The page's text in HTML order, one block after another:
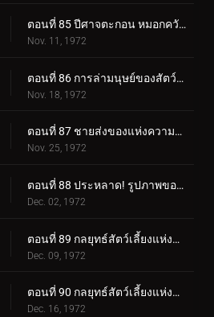
ตอนที่ 85 ปีศาจตะกอน หมอกควันสังหารอันน่าสยดสยอง
Nov. 11, 1972
ตอนที่ 86 การล่ามนุษย์ของสัตว์ประหลาด Eaglemantis
Nov. 18, 1972
ตอนที่ 87 ชายส่งของแห่งความตายของเจล-ช็อคเกอร์
Nov. 25, 1972
ตอนที่ 88 ประหลาด! รูปภาพของแมวดำที่เรียกเลือด
Dec. 02, 1972
ตอนที่ 89 กลยุทธ์สัตว์เลี้ยงแห่งความกลัว ปล่อยไรเดอร์ลงนรก!
Dec. 09, 1972
ตอนที่ 90 กลยุทธ์สัตว์เลี้ยงแห่งความกลัว Rider SOS
Dec. 16, 1972